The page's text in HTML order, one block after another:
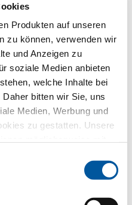
Produkten auf unseren
zu können, verwenden wir
und Anzeigen zu
soziale Medien anbieten
welche Inhalte bei
bitten wir Sie, uns
Medien, Werbung und
zu gestatten. Unsere
Ihrer Nutzung der Dienste